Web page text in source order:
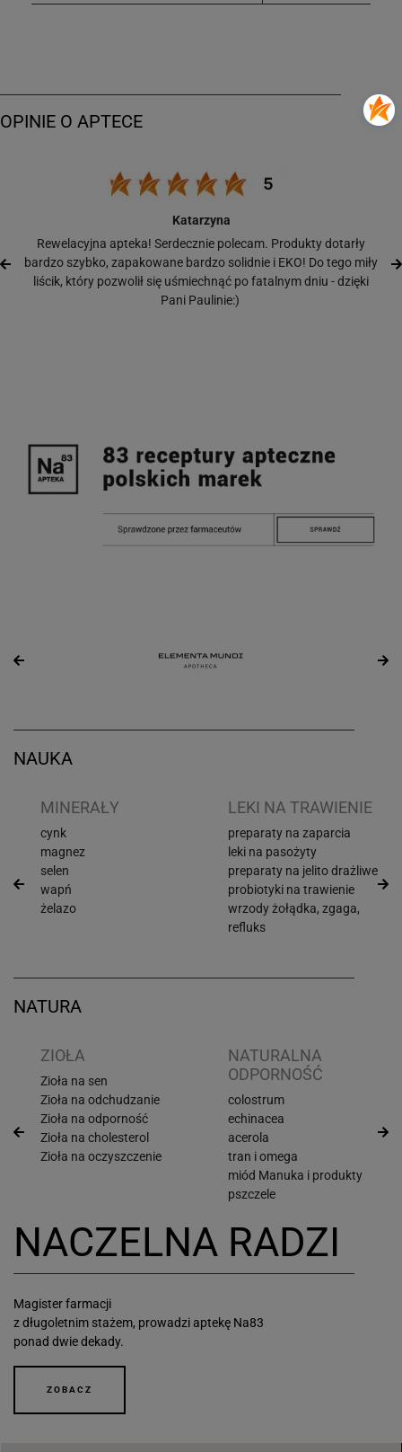
Katarzyna
Rewelacyjna apteka! Serdecznie polecam. Produkty dotarły
bardzo szybko, zapakowane bardzo solidnie i EKO! Do tego miły
liścik, który pozwolił się uśmiechnąć po fatalnym dniu - dzięki
Pani Paulinie:)
NAUKA
MINERAŁY
cynk
magnez
selen
wapń
żelazo
LEKI NA TRAWIENIE
preparaty na zaparcia
leki na pasożyty
preparaty na jelito drażliwe
probiotyki na trawienie
wrzody żołądka, zgaga,
refluks
NATURA
ZIOŁA
Zioła na sen
Zioła na odchudzanie
Zioła na odporność
Zioła na cholesterol
Zioła na oczyszczenie
NATURALNA
ODPORNOŚĆ
colostrum
echinacea
acerola
tran i omega
miód Manuka i produkty
pszczele
NACZELNA RADZI
Magister farmacji
z długoletnim stażem, prowadzi aptekę Na83
ponad dwie dekady.
ZOBACZ